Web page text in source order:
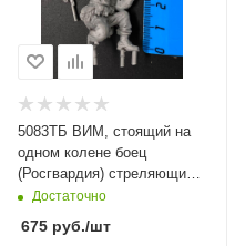
5083ТБ ВИМ, стоящий на
одном колене боец
(Росгвардия) стреляющий
из автомата со
Богатыря,
Достаточно
675руб./шт